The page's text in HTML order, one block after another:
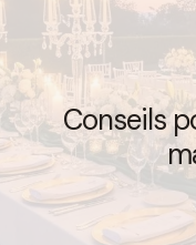
Conseils